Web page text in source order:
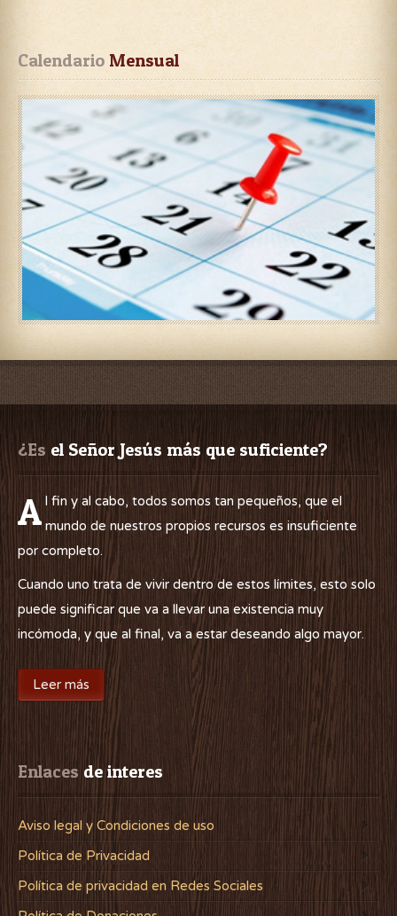
Calendario Mensual
¿Es el Señor Jesús más que suficiente?
A l fin y al cabo, todos somos tan pequeños, que el
mundo de nuestros propios recursos es insuficiente
por completo.
Cuando uno trata de vivir dentro de estos límites, esto solo
puede significar que va a llevar una existencia muy
incómoda, y que al final, va a estar deseando algo mayor.
Leer más
Enlaces de interes
Aviso legal y Condiciones de uso
Política de Privacidad
Política de privacidad en Redes Sociales